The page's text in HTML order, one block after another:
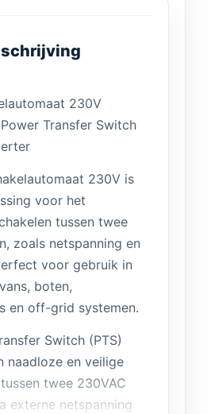
230V
Transfer Switch
230V is
voor het
tussen twee
zoals netspanning en
voor gebruik in
boten,
en off-grid systemen.
Switch (PTS)
naadloze en veilige
twee 230VAC
externe netspanning